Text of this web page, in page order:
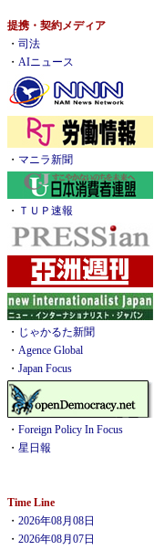
提携・契約メディア
・ 司法
・ AIニュース
・ マニラ新聞
・ ＴＵＰ速報
・ じゃかるた新聞
・ Agence Global
・ Japan Focus
・ Foreign Policy In Focus
・ 星日報
Time Line
・ 2026年08月08日
・ 2026年08月07日